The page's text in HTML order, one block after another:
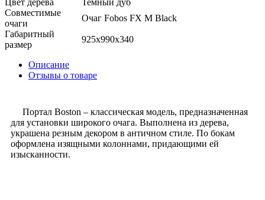
Совместимые
очаги
Очаг Fobos FX M Black
Габаритный
размер
925x990x340
Описание
Отзывы о товаре
Портал Boston – классическая модель, предназначенная
для установки широкого очага. Выполнена из дерева,
украшена резным декором в античном стиле. По бокам
оформлена изящными колоннами, придающими ей
изысканности.